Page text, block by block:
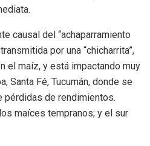
causal del “achaparramiento
por una “chicharrita”,
el maíz, y está impactando muy
Santa Fé, Tucumán, donde se
de rendimientos.
maíces tempranos; y el sur